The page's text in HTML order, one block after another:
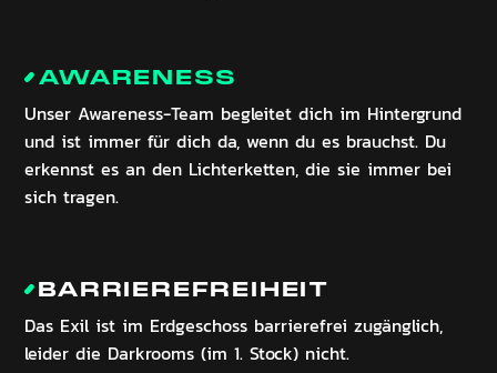
AWARENESS
Unser Awareness-Team begleitet dich im Hintergrund
und ist immer für dich da, wenn du es brauchst. Du
erkennst es an den Lichterketten, die sie immer bei
sich tragen.
BARRIEREFREIHEIT
Das Exil ist im Erdgeschoss barrierefrei zugänglich,
leider die Darkrooms (im 1. Stock) nicht.